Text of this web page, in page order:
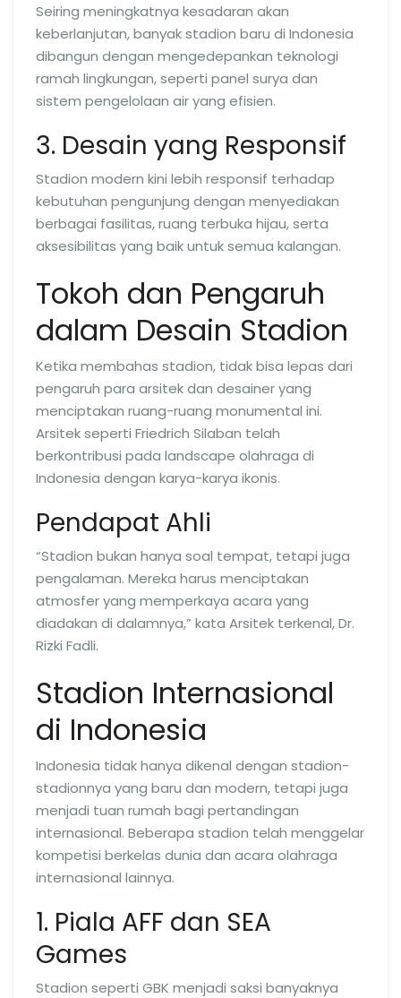
Seiring meningkatnya kesadaran akan
keberlanjutan, banyak stadion baru di Indonesia
dibangun dengan mengedepankan teknologi
ramah lingkungan, seperti panel surya dan
sistem pengelolaan air yang efisien.
3. Desain yang Responsif
Stadion modern kini lebih responsif terhadap
kebutuhan pengunjung dengan menyediakan
berbagai fasilitas, ruang terbuka hijau, serta
aksesibilitas yang baik untuk semua kalangan.
Tokoh dan Pengaruh
dalam Desain Stadion
Ketika membahas stadion, tidak bisa lepas dari
pengaruh para arsitek dan desainer yang
menciptakan ruang-ruang monumental ini.
Arsitek seperti Friedrich Silaban telah
berkontribusi pada landscape olahraga di
Indonesia dengan karya-karya ikonis.
Pendapat Ahli
“Stadion bukan hanya soal tempat, tetapi juga
pengalaman. Mereka harus menciptakan
atmosfer yang memperkaya acara yang
diadakan di dalamnya,” kata Arsitek terkenal, Dr.
Rizki Fadli.
Stadion Internasional
di Indonesia
Indonesia tidak hanya dikenal dengan stadion-
stadionnya yang baru dan modern, tetapi juga
menjadi tuan rumah bagi pertandingan
internasional. Beberapa stadion telah menggelar
kompetisi berkelas dunia dan acara olahraga
internasional lainnya.
1. Piala AFF dan SEA
Games
Stadion seperti GBK menjadi saksi banyaknya